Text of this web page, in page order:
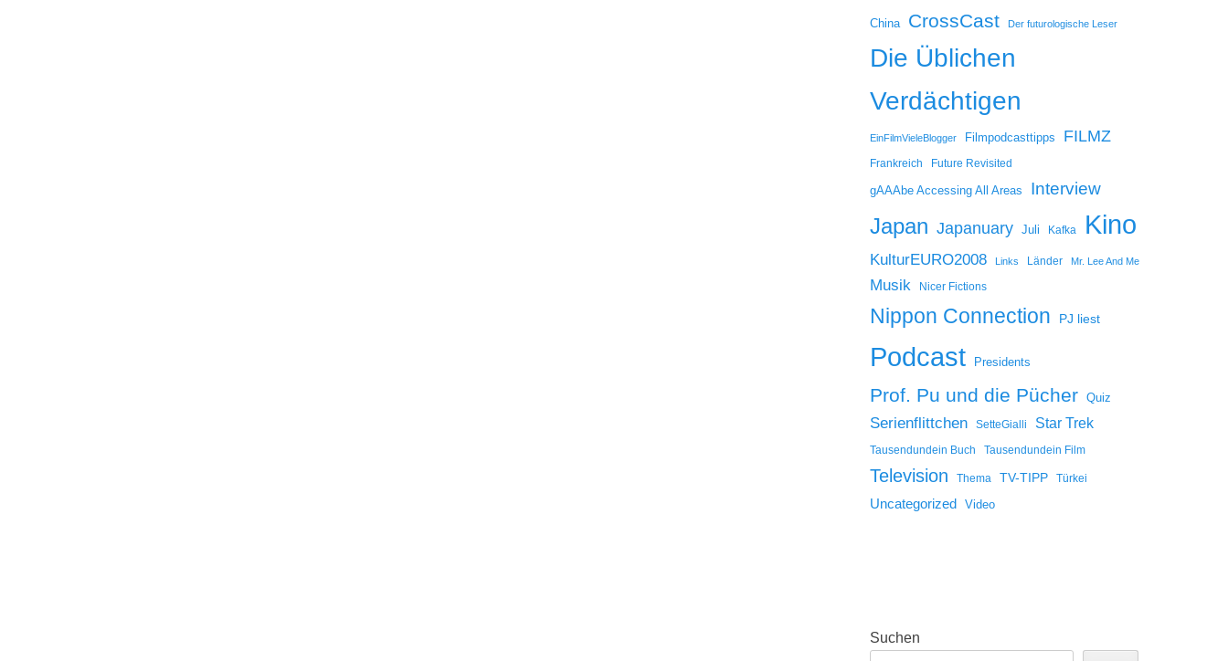
China CrossCast Der futurologische Leser
Die Üblichen
Verdächtigen
EinFilmVieleBlogger Filmpodcasttipps FILMZ
Frankreich Future Revisited
gAAAbe Accessing All Areas Interview
Japan Japanuary Juli Kafka Kino
KulturEURO2008 Links Länder Mr. Lee And Me
Musik Nicer Fictions
Nippon Connection PJ liest
Podcast Presidents
Prof. Pu und die Pücher Quiz
Serienflittchen SetteGialli Star Trek
Tausendundein Buch Tausendundein Film
Television Thema TV-TIPP Türkei
Uncategorized Video
Suchen